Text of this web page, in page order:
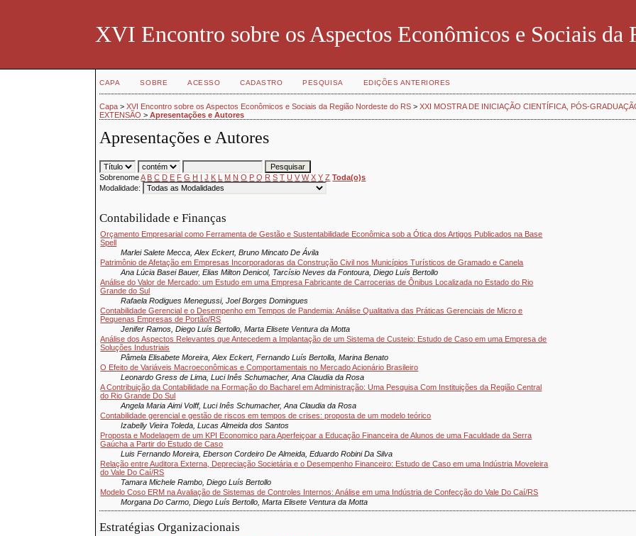
XVI Encontro sobre os Aspectos Econômicos e Sociais da
CAPA SOBRE ACESSO CADASTRO PESQUISA EDIÇÕES ANTERIORES
Capa >XVI Encontro sobre os Aspectos Econômicos e Sociais da Região Nordeste do RS >XXI MOSTRA DE INICIAÇÃO CIENTÍFICA, PÓS-
EXTENSÃO >Apresentações e Autores
Apresentações e Autores
SobrenomeA B C D E F G H I J K L M N O P Q R S T U V W X Y Z Toda(o)s
Modalidade:
Contabilidade e Finanças
Orçamento Empresarial como Ferramenta de Gestão e Sustentabilidade Econômica sob a Ótica dos Artigos Publicados na Base
Spell
Marlei Salete Mecca, Alex Eckert, Bruno Mincato De Ávila
Patrimônio de Afetação em Empresas Incorporadoras da Construção Civil nos Municípios Turísticos de Gramado e Canela
Ana Lúcia Basei Bauer, Elias Milton Denicol, Tarcísio Neves da Fontoura, Diego Luís Bertollo
Análise do Valor de Mercado: um Estudo em uma Empresa Fabricante de Carrocerias de Ônibus Localizada no Estado do Rio
Grande do Sul
Rafaela Rodigues Menegussi, Joel Borges Domingues
Contabilidade Gerencial e o Desempenho em Tempos de Pandemia: Análise Qualitativa das Práticas Gerenciais de Micro e
Pequenas Empresas de Portão/RS
Jenifer Ramos, Diego Luís Bertollo, Marta Elisete Ventura da Motta
Análise dos Aspectos Relevantes que Antecedem a Implantação de um Sistema de Custeio: Estudo de Caso em uma Empresa de
Soluções Industriais
Pâmela Elisabete Moreira, Alex Eckert, Fernando Luís Bertolla, Marina Benato
O Efeito de Variáveis Macroeconômicas e Comportamentais no Mercado Acionário Brasileiro
Leonardo Gress de Lima, Luci Inês Schumacher, Ana Claudia da Rosa
A Contribuição da Contabilidade na Formação do Bacharel em Administração: Uma Pesquisa Com Instituições da Região Central
do Rio Grande Do Sul
Angela Maria Aimi Volff, Luci Inês Schumacher, Ana Claudia da Rosa
Contabilidade gerencial e gestão de riscos em tempos de crises: proposta de um modelo teórico
Izabelly Vieira Toleda, Lucas Almeida dos Santos
Proposta e Modelagem de um KPI Economico para Aperfeiçoar a Educação Financeira de Alunos de uma Faculdade da Serra
Gaúcha a Partir do Estudo de Caso
Luis Fernando Moreira, Eberson Cordeiro De Almeida, Eduardo Robini Da Silva
Relação entre Auditora Externa, Depreciação Societária e o Desempenho Financeiro: Estudo de Caso em uma Indústria Moveleira
do Vale Do Caí/RS
Tamara Michele Rambo, Diego Luís Bertollo
Modelo Coso ERM na Avaliação de Sistemas de Controles Internos: Análise em uma Indústria de Confecção do Vale Do Caí/RS
Morgana Do Carmo, Diego Luís Bertollo, Marta Elisete Ventura da Motta
Estratégias Organizacionais